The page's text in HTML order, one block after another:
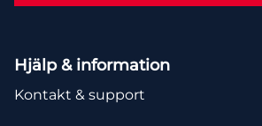
Hjälp & information
Kontakt & support